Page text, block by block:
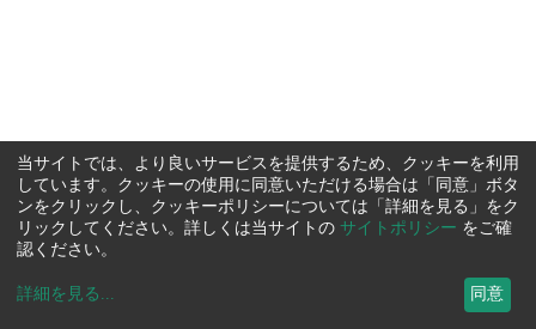
当サイトでは、より良いサービスを提供するため、クッキーを利用
しています。クッキーの使用に同意いただける場合は「同意」ボタ
ンをクリックし、クッキーポリシーについては「詳細を見る」をク
リックしてください。詳しくは当サイトの サイトポリシー をご確
認ください。
詳細を見る ... 同意